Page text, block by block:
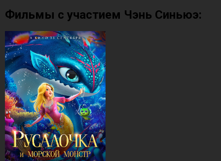
Фильмы с участием Чэнь Синьюэ: